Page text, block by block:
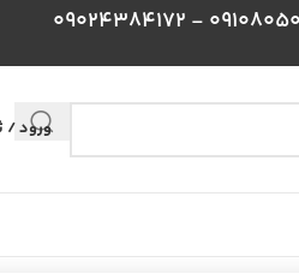
ورود /